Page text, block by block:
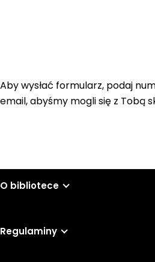
Aby wysłać formularz, podaj
email, abyśmy mogli się z Tobą
O bibliotece
Regulaminy